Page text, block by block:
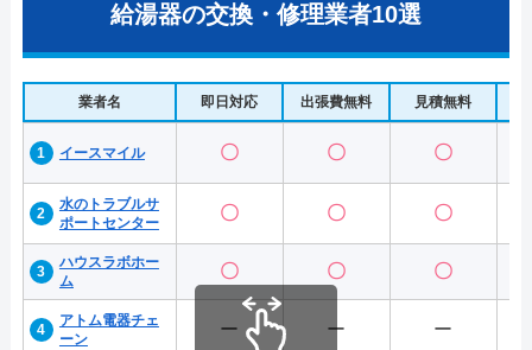
給湯器の交換・修理業者10選
業者名 即日対応 出張費無料 見積無料
イースマイル 〇 〇 〇
水のトラブルサ
ポートセンター
〇 〇 〇
ハウスラボホー
ム
〇 〇 〇
アトム電器チェ
ーン
ー ー ー